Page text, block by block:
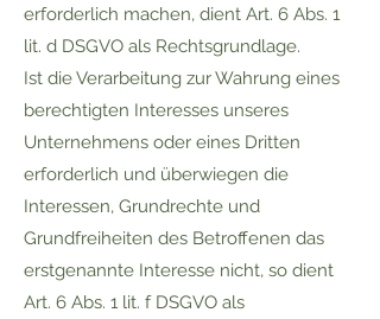
erforderlich machen, dient Art. 6 Abs. 1
lit. d DSGVO als Rechtsgrundlage.
Ist die Verarbeitung zur Wahrung eines
berechtigten Interesses unseres
Unternehmens oder eines Dritten
erforderlich und überwiegen die
Interessen, Grundrechte und
Grundfreiheiten des Betroffenen das
erstgenannte Interesse nicht, so dient
Art. 6 Abs. 1 lit. f DSGVO als